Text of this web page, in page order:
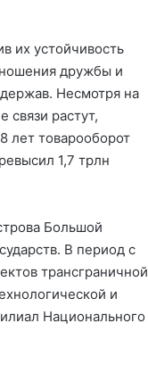
их устойчивость
дружбы и
Несмотря на
растут,
лет товарооборот
1,7 трлн
Большой
В период с
трансграничной
и
Национального